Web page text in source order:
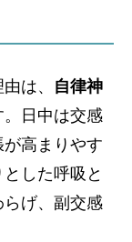
は、 自律神
。日中は交感
高まりやす
した呼吸と
げ、副交感